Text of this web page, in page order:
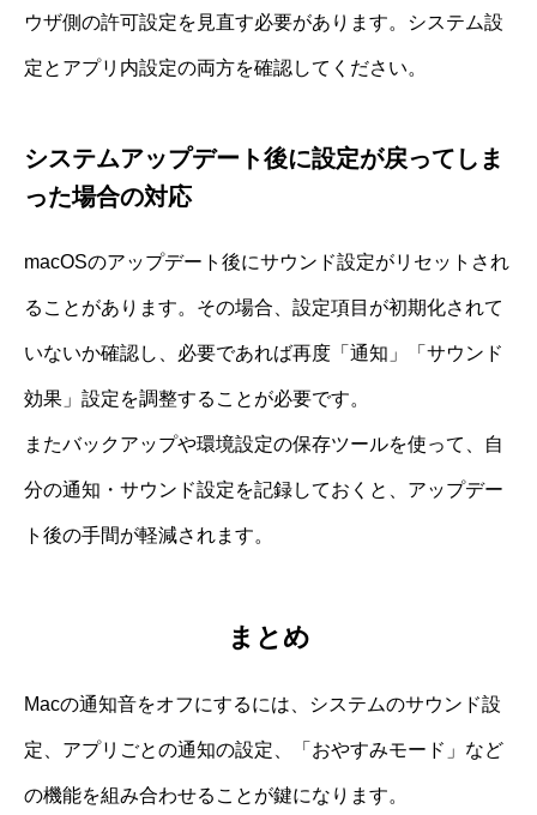
ウザ側の許可設定を見直す必要があります。システム設
定とアプリ内設定の両方を確認してください。
システムアップデート後に設定が戻ってしま
った場合の対応
macOSのアップデート後にサウンド設定がリセットされ
ることがあります。その場合、設定項目が初期化されて
いないか確認し、必要であれば再度「通知」「サウンド
効果」設定を調整することが必要です。
またバックアップや環境設定の保存ツールを使って、自
分の通知・サウンド設定を記録しておくと、アップデー
ト後の手間が軽減されます。
まとめ
Macの通知音をオフにするには、システムのサウンド設
定、アプリごとの通知の設定、「おやすみモード」など
の機能を組み合わせることが鍵になります。